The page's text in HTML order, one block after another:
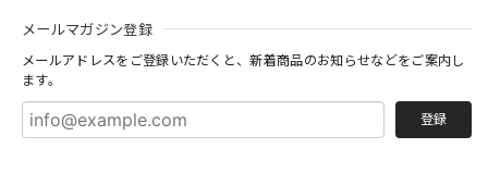
メールマガジン登録
メールアドレスをご登録いただくと、新着商品のお知らせなどをご案内し
ます。
登録